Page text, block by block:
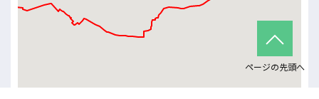
ページの先頭へ